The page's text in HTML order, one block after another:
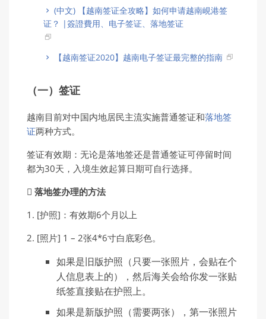
(中文) 【越南签证全攻略】如何申请越南峴港签
证？ |簽證費用、电子签证、落地签证
【越南签证2020】越南电子签证最完整的指南
（一）签证
越南目前对中国内地居民主流实施普通签证和落地签
证两种方式。
签证有效期：无论是落地签还是普通签证可停留时间
都为30天，入境生效起算日期可自行选择。
 落地签办理的方法
1. [护照]：有效期6个月以上
2. [照片] 1 – 2张4*6寸白底彩色。
如果是旧版护照（只要一张照片，会贴在个
人信息表上的），然后海关会给你发一张贴
纸签直接贴在护照上。
如果是新版护照（需要两张），第一张照片